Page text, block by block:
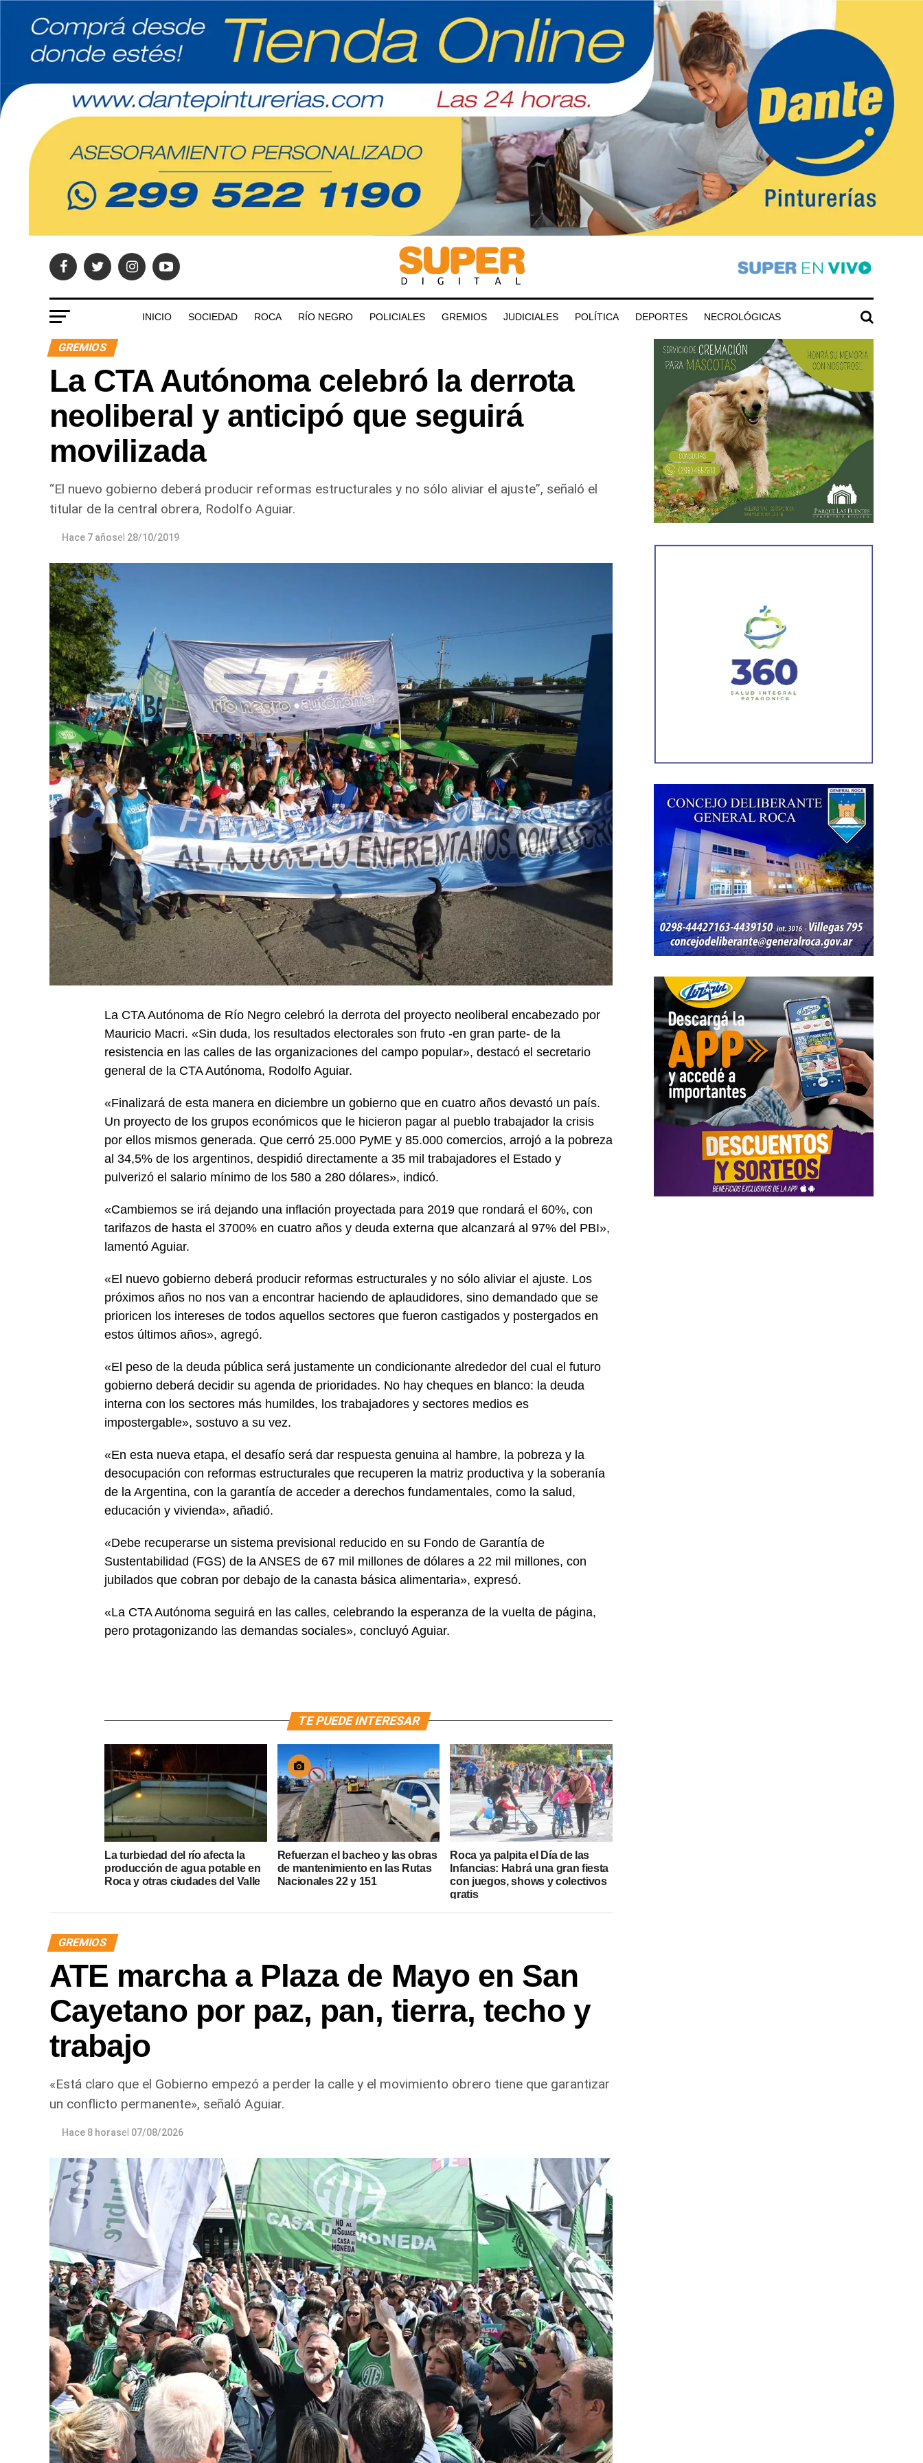
INICIO SOCIEDAD ROCA RÍO NEGRO POLICIALES GREMIOS JUDICIALES POLÍTICA DEPORTES NECROLÓGICAS
GREMIOS
La CTA Autónoma celebró la derrota
neoliberal y anticipó que seguirá
movilizada
“El nuevo gobierno deberá producir reformas estructurales y no sólo aliviar el ajuste”, señaló el
titular de la central obrera, Rodolfo Aguiar.
Hace 7 añosel 28/10/2019
La CTA Autónoma de Río Negro celebró la derrota del proyecto neoliberal encabezado por
Mauricio Macri. «Sin duda, los resultados electorales son fruto -en gran parte- de la
resistencia en las calles de las organizaciones del campo popular», destacó el secretario
general de la CTA Autónoma, Rodolfo Aguiar.
«Finalizará de esta manera en diciembre un gobierno que en cuatro años devastó un país.
Un proyecto de los grupos económicos que le hicieron pagar al pueblo trabajador la crisis
por ellos mismos generada. Que cerró 25.000 PyME y 85.000 comercios, arrojó a la pobreza
al 34,5% de los argentinos, despidió directamente a 35 mil trabajadores el Estado y
pulverizó el salario mínimo de los 580 a 280 dólares», indicó.
«Cambiemos se irá dejando una inflación proyectada para 2019 que rondará el 60%, con
tarifazos de hasta el 3700% en cuatro años y deuda externa que alcanzará al 97% del PBI»,
lamentó Aguiar.
«El nuevo gobierno deberá producir reformas estructurales y no sólo aliviar el ajuste. Los
próximos años no nos van a encontrar haciendo de aplaudidores, sino demandado que se
prioricen los intereses de todos aquellos sectores que fueron castigados y postergados en
estos últimos años», agregó.
«El peso de la deuda pública será justamente un condicionante alrededor del cual el futuro
gobierno deberá decidir su agenda de prioridades. No hay cheques en blanco: la deuda
interna con los sectores más humildes, los trabajadores y sectores medios es
impostergable», sostuvo a su vez.
«En esta nueva etapa, el desafío será dar respuesta genuina al hambre, la pobreza y la
desocupación con reformas estructurales que recuperen la matriz productiva y la soberanía
de la Argentina, con la garantía de acceder a derechos fundamentales, como la salud,
educación y vivienda», añadió.
«Debe recuperarse un sistema previsional reducido en su Fondo de Garantía de
Sustentabilidad (FGS) de la ANSES de 67 mil millones de dólares a 22 mil millones, con
jubilados que cobran por debajo de la canasta básica alimentaria», expresó.
«La CTA Autónoma seguirá en las calles, celebrando la esperanza de la vuelta de página,
pero protagonizando las demandas sociales», concluyó Aguiar.
TE PUEDE INTERESAR
La turbiedad del río afecta la
producción de agua potable en
Roca y otras ciudades del Valle
Refuerzan el bacheo y las obras
de mantenimiento en las Rutas
Nacionales 22 y 151
Roca ya palpita el Día de las
Infancias: Habrá una gran fiesta
con juegos, shows y colectivos
gratis
GREMIOS
ATE marcha a Plaza de Mayo en San
Cayetano por paz, pan, tierra, techo y
trabajo
«Está claro que el Gobierno empezó a perder la calle y el movimiento obrero tiene que garantizar
un conflicto permanente», señaló Aguiar.
Hace 8 horasel 07/08/2026